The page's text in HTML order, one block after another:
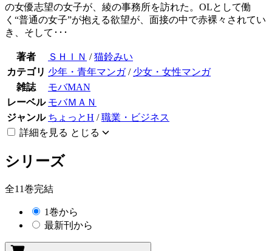
の女優志望の女子が、綾の事務所を訪れた。OLとして働
く“普通の女子”が抱える欲望が、面接の中で赤裸々されてい
き、そして･･･
著者 ＳＨＩＮ /猫鈴みい
カテゴリ 少年・青年マンガ/ 少女・女性マンガ
雑誌
モバMAN
レーベル モバＭＡＮ
ジャンル ちょっとH /職業・ビジネス
詳細を見る とじる
シリーズ
全11巻完結
1巻から
最新刊から